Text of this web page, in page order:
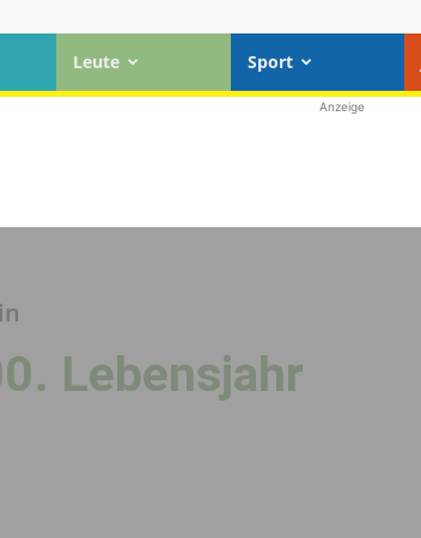
Leute Sport
Anzeige
Lebensjahr